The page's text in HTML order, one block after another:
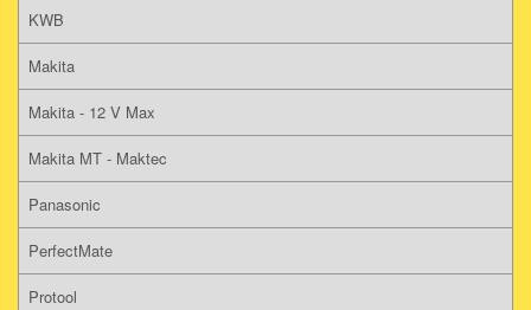
KWB
Makita
Makita - 12 V Max
Makita MT - Maktec
Panasonic
PerfectMate
Protool